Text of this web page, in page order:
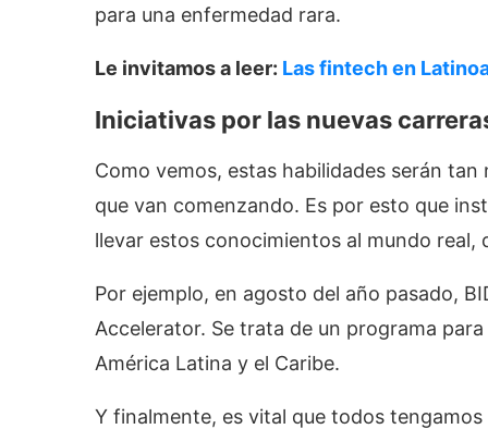
para una enfermedad rara.
Le invitamos a leer: Las fintech en
Iniciativas por las nuevas
Como vemos, estas habilidades serán
que van comenzando. Es por esto que
llevar estos conocimientos al mundo
Por ejemplo, en agosto del año pasado,
Accelerator. Se trata de un programa
América Latina y el Caribe.
Y finalmente, es vital que todos